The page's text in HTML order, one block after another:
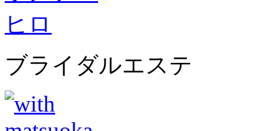
ブライダルエステ